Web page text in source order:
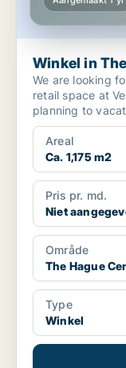
Winkel in
We are looking
retail space at
planning to
Areal
Ca. 1,175 m2
Pris pr. md.
Niet
Område
The Hague
Type
Winkel